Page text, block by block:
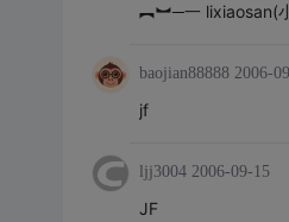
︻︼─一 lixiaosan(
baojian88888 2006-
jf
ljj3004 2006-09-15
JF